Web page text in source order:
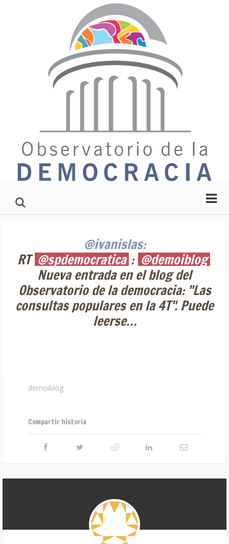
@ivanislas:
RT @spdemocratica : @demoiblog
Nueva entrada en el blog del
Observatorio de la democracia: "Las
consultas populares en la 4T". Puede
leerse…
demoiblog
Compartir historia